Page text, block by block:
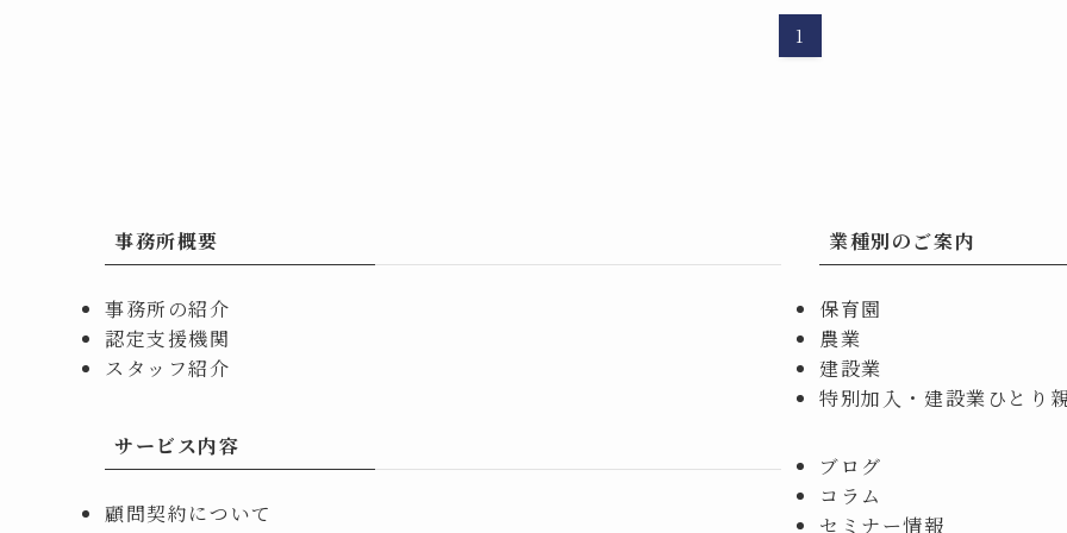
1
事務所概要
事務所の紹介
認定支援機関
スタッフ紹介
サービス内容
顧問契約について
業種別のご案内
保育園
農業
建設業
特別加入・建設業ひとり
ブログ
コラム
セミナー情報